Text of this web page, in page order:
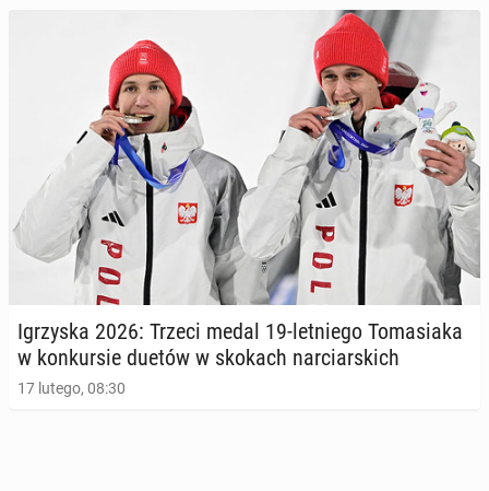
Igrzy­ska 2026: Trzeci medal 19-let­nie­go To­ma­sia­ka
w kon­kur­sie duetów w skokach nar­ciar­skich
17 lutego, 08:30